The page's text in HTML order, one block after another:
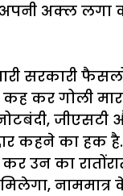
अपनी अक्ल
सरकारी
कह कर गोली
कहने का हक
का